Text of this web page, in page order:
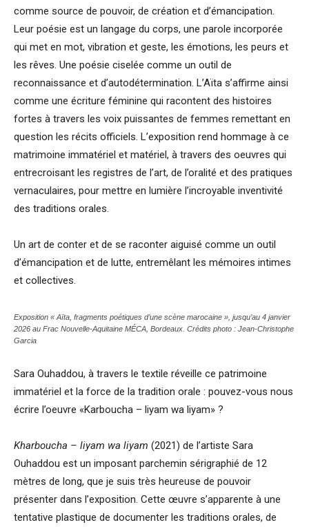
comme source de pouvoir, de création et d’émancipation.
Leur poésie est un langage du corps, une parole incorporée
qui met en mot, vibration et geste, les émotions, les peurs et
les rêves. Une poésie ciselée comme un outil de
reconnaissance et d’autodétermination. L’Aïta s’affirme ainsi
comme une écriture féminine qui racontent des histoires
fortes à travers les voix puissantes de femmes remettant en
question les récits officiels. L’exposition rend hommage à ce
matrimoine immatériel et matériel, à travers des oeuvres qui
entrecroisant les registres de l’art, de l’oralité et des pratiques
vernaculaires, pour mettre en lumière l’incroyable inventivité
des traditions orales.
Un art de conter et de se raconter aiguisé comme un outil
d’émancipation et de lutte, entremêlant les mémoires intimes
et collectives.
Exposition « Aïta, fragments poétiques d’une scène marocaine », jusqu’au 4 janvier
2026 au Frac Nouvelle-Aquitaine MÉCA, Bordeaux. Crédits photo : Jean-Christophe
Garcia
Sara Ouhaddou, à travers le textile réveille ce patrimoine
immatériel et la force de la tradition orale : pouvez-vous nous
écrire l’oeuvre «Karboucha – liyam wa liyam» ?
Kharboucha – liyam wa liyam (2021) de l’artiste Sara
Ouhaddou est un imposant parchemin sérigraphié de 12
mètres de long, que je suis très heureuse de pouvoir
présenter dans l’exposition. Cette œuvre s’apparente à une
tentative plastique de documenter les traditions orales, de